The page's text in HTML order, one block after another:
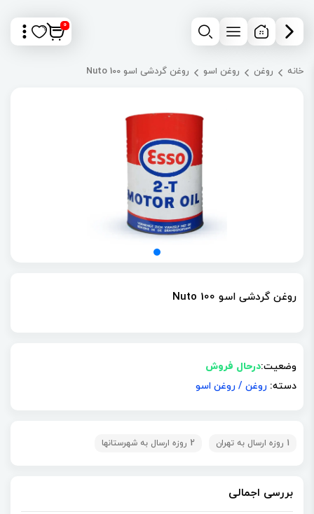
0
خانه روغن روغن اسو روغن گردشی اسو Nuto 100
روغن گردشی اسو Nuto 100
وضعیت:درحال فروش
دسته: روغن / روغن اسو
1 روزه ارسال به تهران 2 روزه ارسال به شهرستانها
بررسی اجمالی